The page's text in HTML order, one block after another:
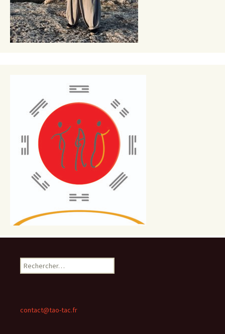
Rechercher :
contact@tao-tac.fr